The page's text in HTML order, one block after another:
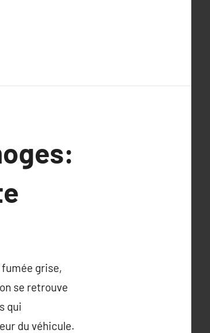
fumée grise,
se retrouve
qui
du véhicule.